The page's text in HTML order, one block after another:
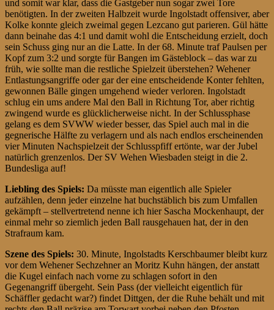
und somit war klar, dass die Gastgeber nun sogar zwei Tore
benötigten. In der zweiten Halbzeit wurde Ingolstadt offensiver, aber
Kolke konnte gleich zweimal gegen Lezcano gut parieren. Gül hätte
dann beinahe das 4:1 und damit wohl die Entscheidung erzielt, doch
sein Schuss ging nur an die Latte. In der 68. Minute traf Paulsen per
Kopf zum 3:2 und sorgte für Bangen im Gästeblock – das war zu
früh, wie sollte man die restliche Spielzeit überstehen? Wehener
Entlastungsangriffe oder gar der eine entscheidende Konter fehlten,
gewonnen Bälle gingen umgehend wieder verloren. Ingolstadt
schlug ein ums andere Mal den Ball in Richtung Tor, aber richtig
zwingend wurde es glücklicherweise nicht. In der Schlussphase
gelang es dem SVWW wieder besser, das Spiel auch mal in die
gegnerische Hälfte zu verlagern und als nach endlos erscheinenden
vier Minuten Nachspielzeit der Schlusspfiff ertönte, war der Jubel
natürlich grenzenlos. Der SV Wehen Wiesbaden steigt in die 2.
Bundesliga auf!
Liebling des Spiels: Da müsste man eigentlich alle Spieler
aufzählen, denn jeder einzelne hat buchstäblich bis zum Umfallen
gekämpft – stellvertretend nenne ich hier Sascha Mockenhaupt, der
einmal mehr so ziemlich jeden Ball rausgehauen hat, der in den
Strafraum kam.
Szene des Spiels: 30. Minute, Ingolstadts Kerschbaumer bleibt kurz
vor dem Wehener Sechzehner an Moritz Kuhn hängen, der anstatt
die Kugel einfach nach vorne zu schlagen sofort in den
Gegenangriff übergeht. Sein Pass (der vielleicht eigentlich für
Schäffler gedacht war?) findet Dittgen, der die Ruhe behält und mit